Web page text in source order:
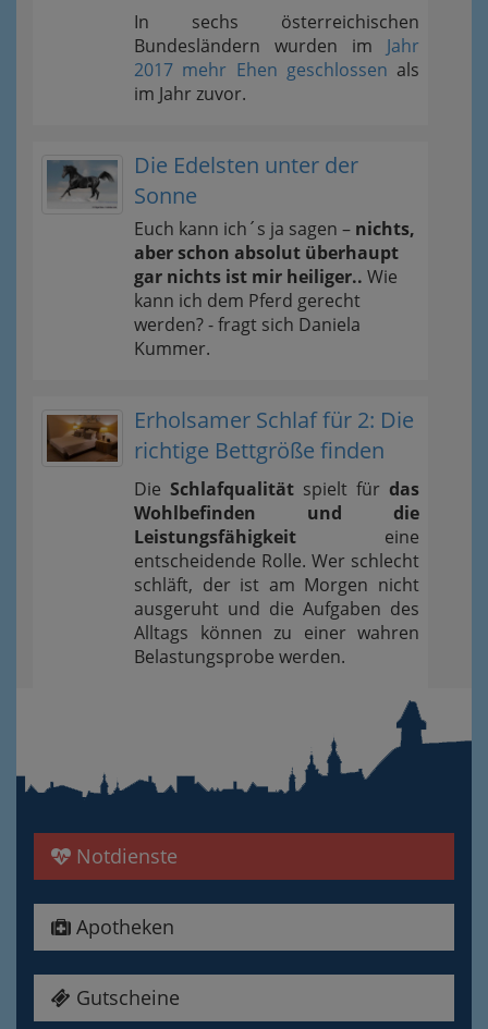
In sechs österreichischen
Bundesländern wurden im Jahr
2017 mehr Ehen geschlossen als
im Jahr zuvor.
Die Edelsten unter der
Sonne
Euch kann ich´s ja sagen – nichts,
aber schon absolut überhaupt
gar nichts ist mir heiliger.. Wie
kann ich dem Pferd gerecht
werden? - fragt sich Daniela
Kummer.
Erholsamer Schlaf für 2: Die
richtige Bettgröße finden
Die Schlafqualität spielt für das
Wohlbefinden und die
Leistungsfähigkeit eine
entscheidende Rolle. Wer schlecht
schläft, der ist am Morgen nicht
ausgeruht und die Aufgaben des
Alltags können zu einer wahren
Belastungsprobe werden.
Notdienste
Apotheken
Gutscheine